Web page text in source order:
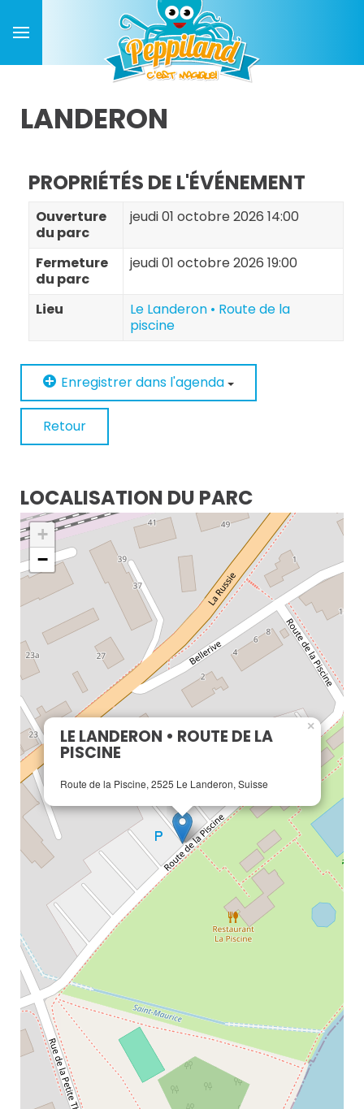
LANDERON
PROPRIÉTÉS DE L'ÉVÉNEMENT
Ouverture
du parc
jeudi 01 octobre 2026 14:00
Fermeture
du parc
jeudi 01 octobre 2026 19:00
Lieu
Le Landeron • Route de la
piscine
Enregistrer dans l'agenda
Retour
LOCALISATION DU PARC
LE LANDERON • ROUTE DE LA
PISCINE
Route de la Piscine, 2525 Le Landeron, Suisse
×
+
−